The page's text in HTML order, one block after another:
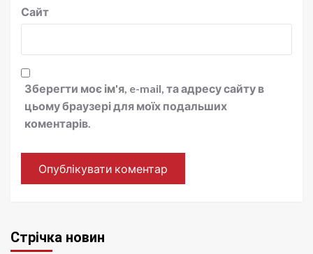
Сайт
Зберегти моє ім'я, e-mail, та адресу сайту в
цьому браузері для моїх подальших
коментарів.
Стрічка новин